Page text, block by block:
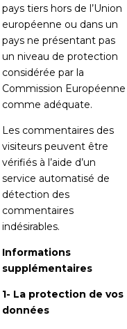
pays tiers hors de l’Union
européenne ou dans un
pays ne présentant pas
un niveau de protection
considérée par la
Commission Européenne
comme adéquate.
Les commentaires des
visiteurs peuvent être
vérifiés à l’aide d’un
service automatisé de
détection des
commentaires
indésirables.
Informations
supplémentaires
1- La protection de vos
données